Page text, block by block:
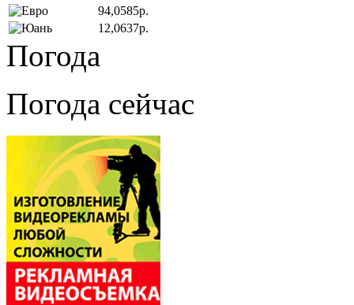
94,0585р.
12,0637р.
Погода
Погода сейчас